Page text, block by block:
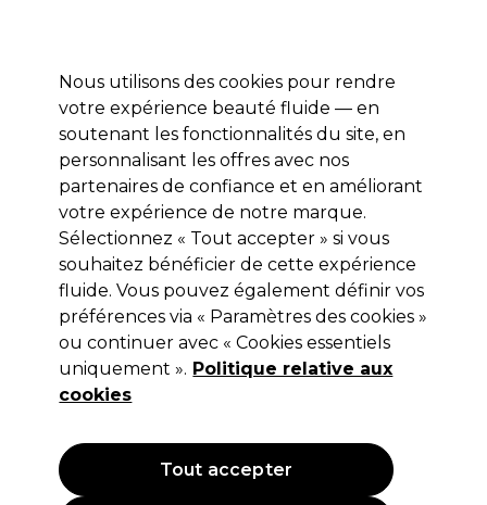
Se connecter
Marques Bons plans 🌟 Coiffure Electro et Matériel
Livraison le lendemain*
Après expédition, du lundi au vendredi
Hair Sculptor
Hair Sculptor Fibres 25gr
24,25 €28,53 €
114.12 € pour 100g
OFFRE
Nous utilisons des cookies pour rendre
votre expérience beauté fluide — en
soutenant les fonctionnalités du site, en
personnalisant les offres avec nos
partenaires de confiance et en améliorant
votre expérience de notre marque.
Sélectionnez « Tout accepter » si vous
souhaitez bénéficier de cette expérience
fluide. Vous pouvez également définir vos
préférences via « Paramètres des cookies »
ou continuer avec « Cookies essentiels
uniquement ». Politique relative aux
cookies
Tout accepter